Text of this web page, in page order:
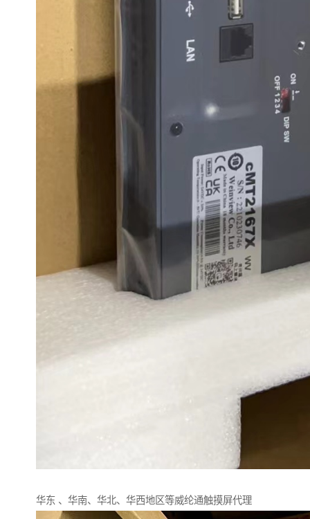
华东 、华南、华北、华西地区等威纶通触摸屏代理